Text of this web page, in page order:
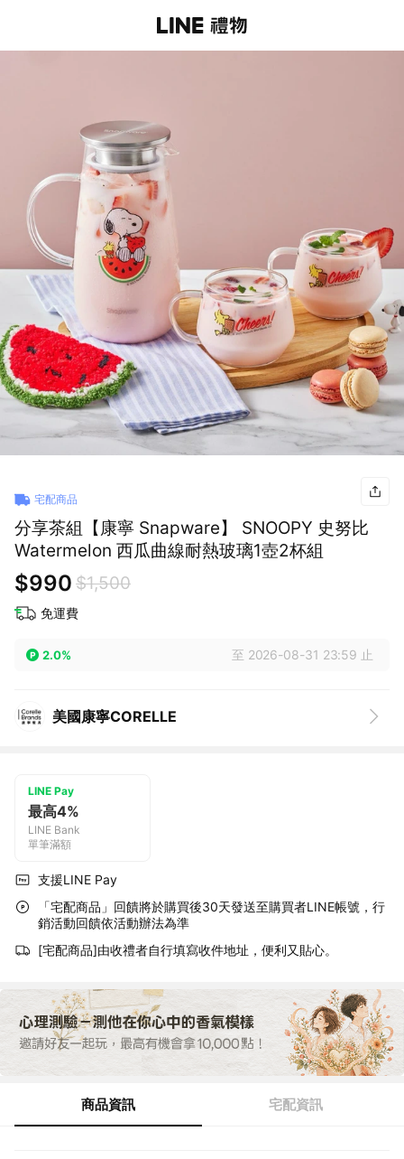
宅配商品
分享茶組【康寧 Snapware】 SNOOPY 史努比
Watermelon 西瓜曲線耐熱玻璃1壺2杯組
$990 $1,500
免運費
2.0% 至 2026-08-31 23:59 止
美國康寧CORELLE
LINE Pay
最高4%
LINE Bank
單筆滿額
支援LINE Pay
「宅配商品」回饋將於購買後30天發送至購買者LINE帳號，行
銷活動回饋依活動辦法為準
[宅配商品]由收禮者自行填寫收件地址，便利又貼心。
商品資訊 宅配資訊